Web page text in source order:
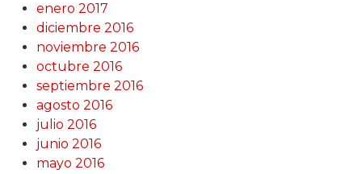
enero 2017
diciembre 2016
noviembre 2016
octubre 2016
septiembre 2016
agosto 2016
julio 2016
junio 2016
mayo 2016